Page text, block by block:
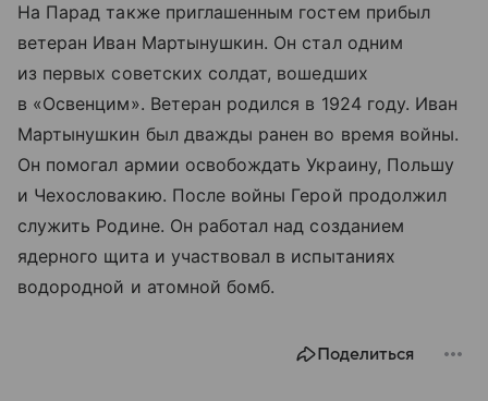
На Парад также приглашенным гостем прибыл
ветеран Иван Мартынушкин. Он стал одним
из первых советских солдат, вошедших
в «Освенцим». Ветеран родился в 1924 году. Иван
Мартынушкин был дважды ранен во время войны.
Он помогал армии освобождать Украину, Польшу
и Чехословакию. После войны Герой продолжил
служить Родине. Он работал над созданием
ядерного щита и участвовал в испытаниях
водородной и атомной бомб.
Поделиться